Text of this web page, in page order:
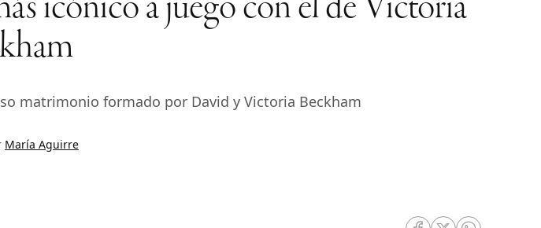
icónico a juego con el de Victoria
matrimonio formado por David y Victoria Beckham
María Aguirre